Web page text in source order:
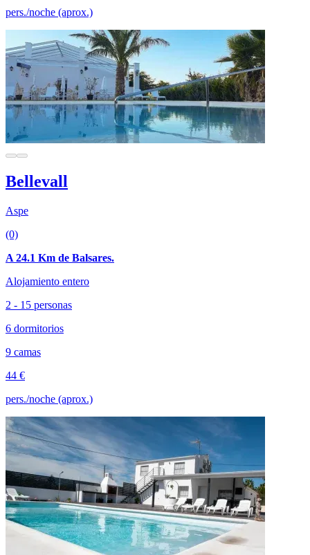
pers./noche (aprox.)
Bellevall
Aspe
(0)
A 24.1 Km de Balsares.
Alojamiento entero
2 - 15 personas
6 dormitorios
9 camas
44 €
pers./noche (aprox.)